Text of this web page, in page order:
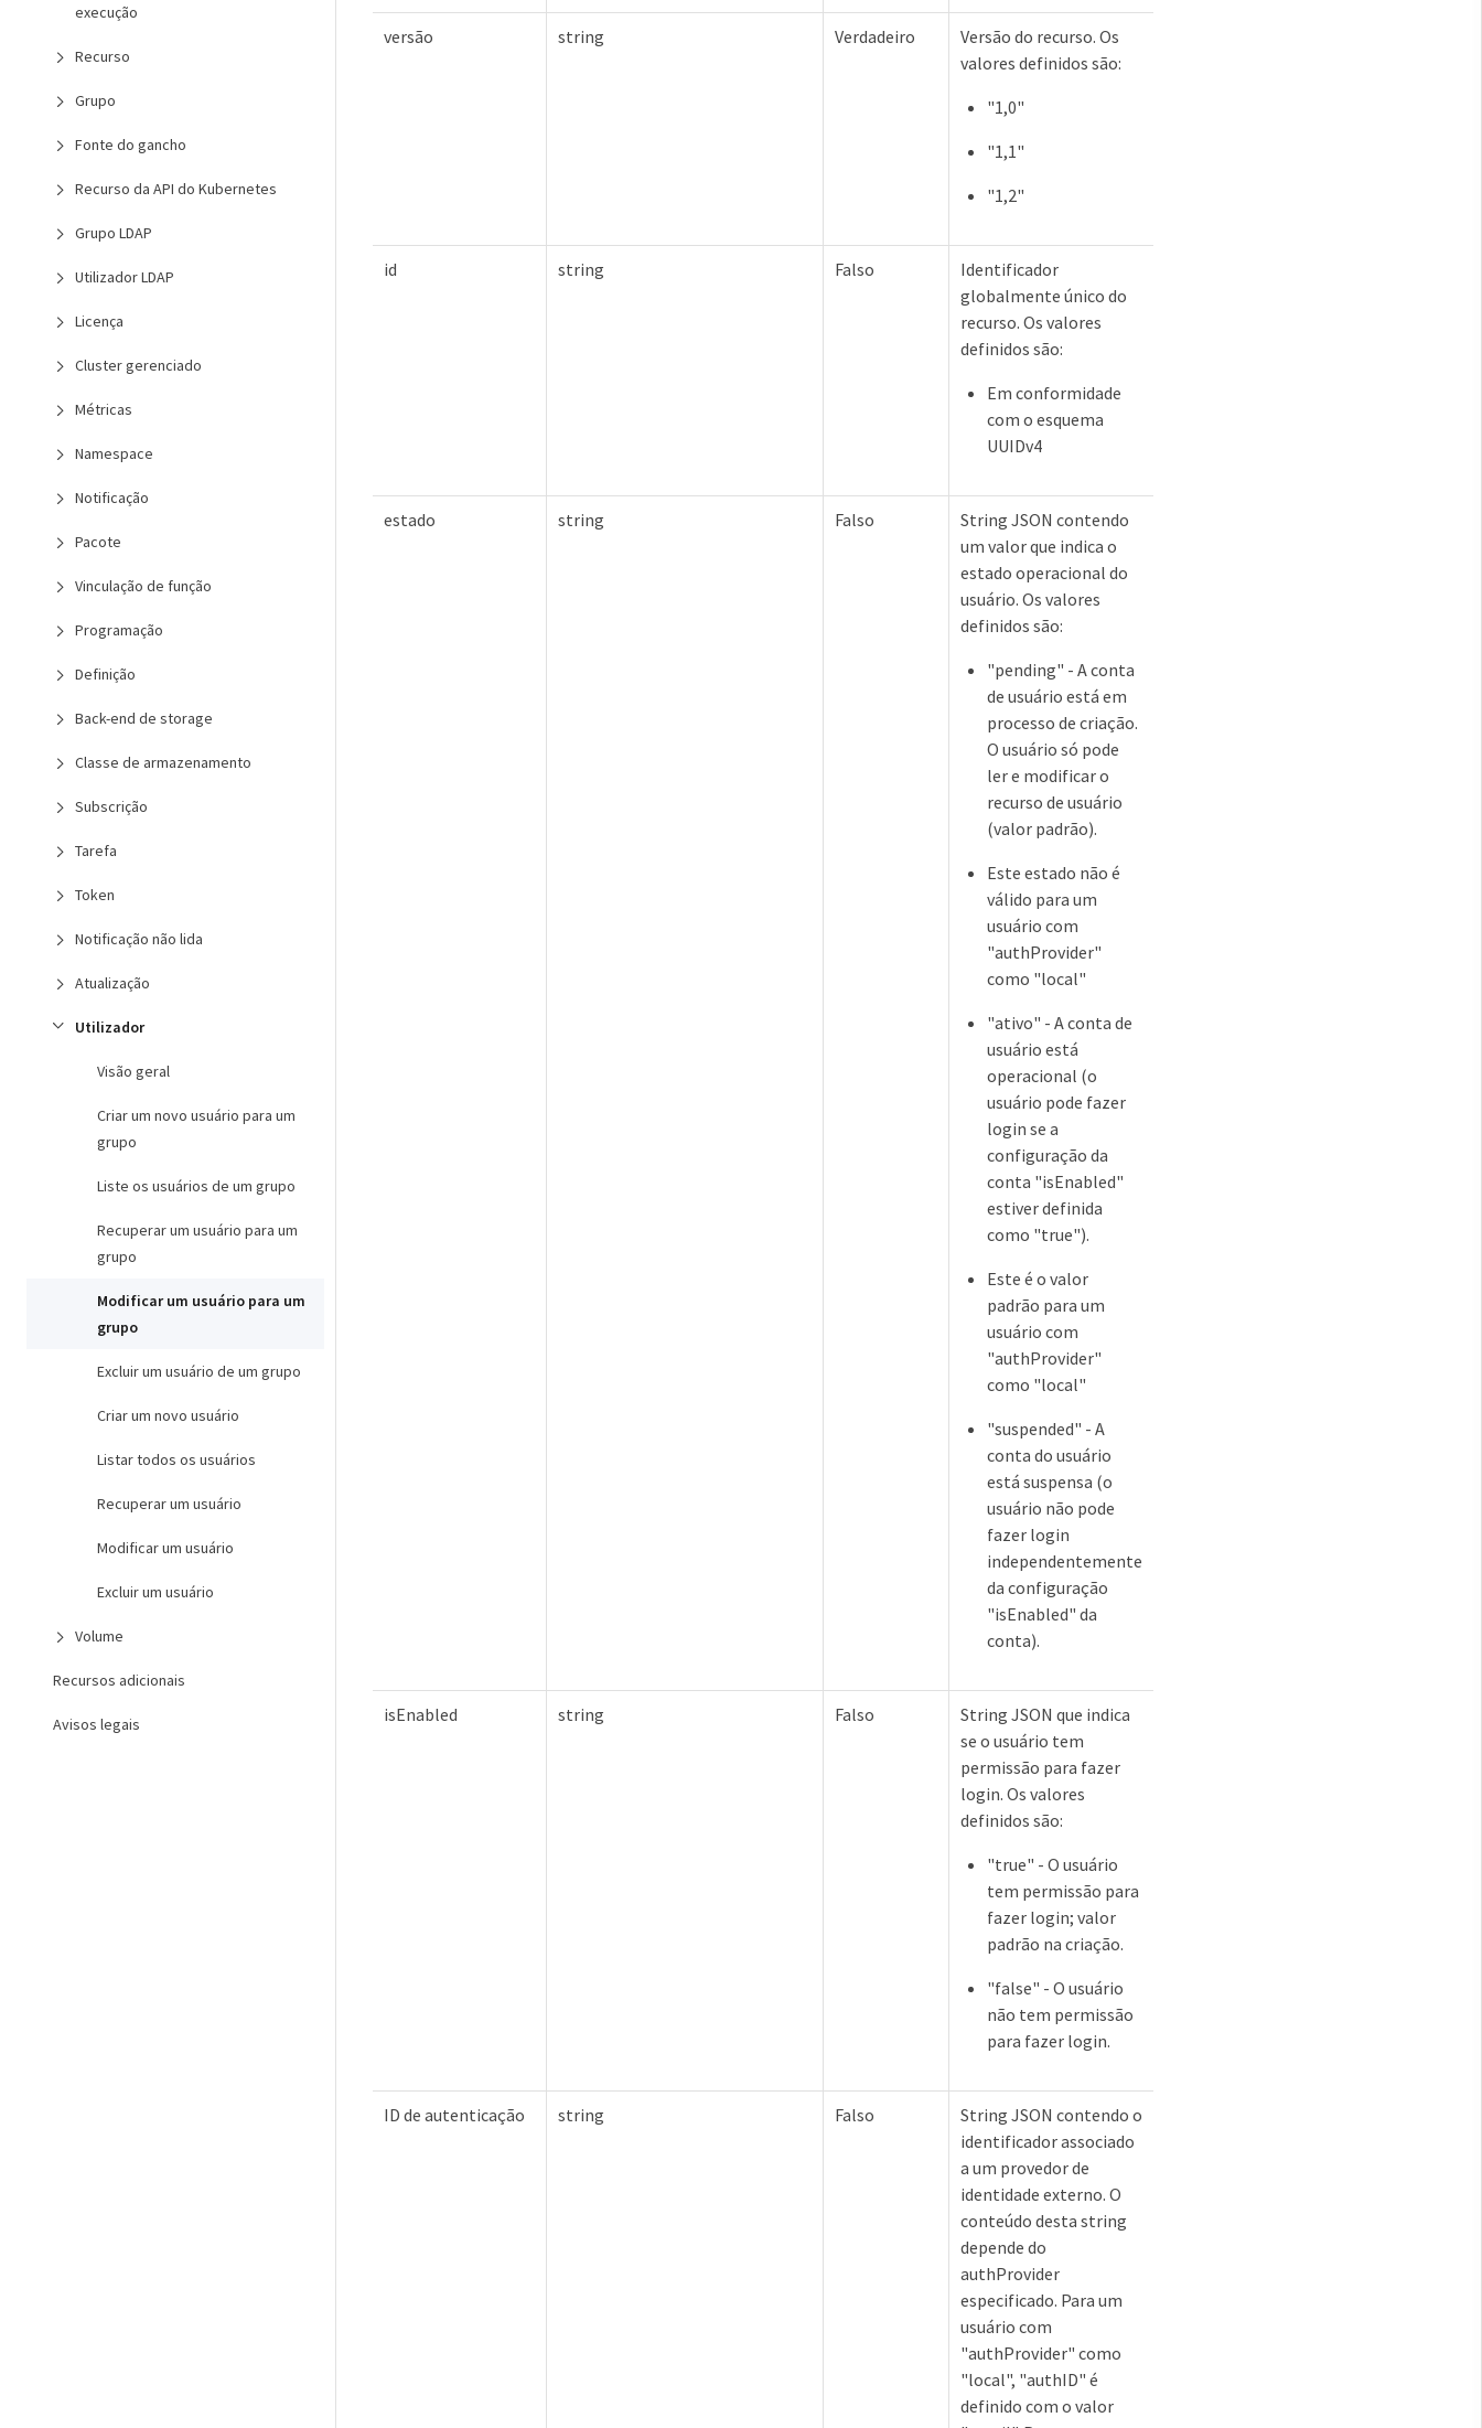
execução
Recurso
Grupo
Fonte do gancho
Recurso da API do Kubernetes
Grupo LDAP
Utilizador LDAP
Licença
Cluster gerenciado
Métricas
Namespace
Notificação
Pacote
Vinculação de função
Programação
Definição
Back-end de storage
Classe de armazenamento
Subscrição
Tarefa
Token
Notificação não lida
Atualização
Utilizador
Visão geral
Criar um novo usuário para um
grupo
Liste os usuários de um grupo
Recuperar um usuário para um
grupo
Modificar um usuário para um
grupo
Excluir um usuário de um grupo
Criar um novo usuário
Listar todos os usuários
Recuperar um usuário
Modificar um usuário
Excluir um usuário
Volume
Recursos adicionais
Avisos legais
versão string Verdadeiro
Versão do recurso. Os
valores definidos são:
"1,0"
"1,1"
"1,2"
id string Falso
Identificador
globalmente único do
recurso. Os valores
definidos são:
Em conformidade
com o esquema
UUIDv4
estado string Falso
String JSON contendo
um valor que indica o
estado operacional do
usuário. Os valores
definidos são:
"pending" - A conta
de usuário está em
processo de criação.
O usuário só pode
ler e modificar o
recurso de usuário
(valor padrão).
Este estado não é
válido para um
usuário com
"authProvider"
como "local"
"ativo" - A conta de
usuário está
operacional (o
usuário pode fazer
login se a
configuração da
conta "isEnabled"
estiver definida
como "true").
Este é o valor
padrão para um
usuário com
"authProvider"
como "local"
"suspended" - A
conta do usuário
está suspensa (o
usuário não pode
fazer login
independentemente
da configuração
"isEnabled" da
conta).
isEnabled string Falso
String JSON que indica
se o usuário tem
permissão para fazer
login. Os valores
definidos são:
"true" - O usuário
tem permissão para
fazer login; valor
padrão na criação.
"false" - O usuário
não tem permissão
para fazer login.
ID de autenticação string Falso
String JSON contendo o
identificador associado
a um provedor de
identidade externo. O
conteúdo desta string
depende do
authProvider
especificado. Para um
usuário com
"authProvider" como
"local", "authID" é
definido com o valor